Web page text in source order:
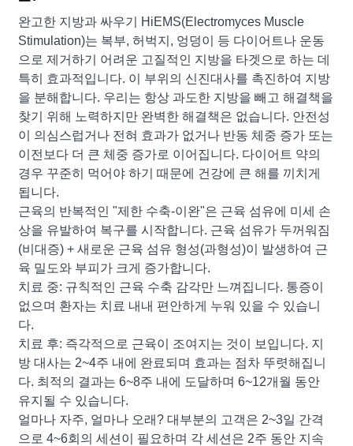
완고한 지방과 싸우기 HiEMS(Electromyces Muscle
Stimulation)는 복부, 허벅지, 엉덩이 등 다이어트나 운동
으로 제거하기 어려운 고질적인 지방을 타겟으로 하는 데
특히 효과적입니다. 이 부위의 신진대사를 촉진하여 지방
을 분해합니다. 우리는 항상 과도한 지방을 빼고 해결책을
찾기 위해 노력하지만 완벽한 해결책은 없습니다. 안전성
이 의심스럽거나 전혀 효과가 없거나 반동 체중 증가 또는
이전보다 더 큰 체중 증가로 이어집니다. 다이어트 약의
경우 꾸준히 먹어야 하기 때문에 건강에 큰 해를 끼치게
됩니다.
근육의 반복적인 "제한 수축-이완"은 근육 섬유에 미세 손
상을 유발하여 복구를 시작합니다. 근육 섬유가 두꺼워짐
(비대증) + 새로운 근육 섬유 형성(과형성)이 발생하여 근
육 밀도와 부피가 크게 증가합니다.
치료 중: 규칙적인 근육 수축 감각만 느껴집니다. 통증이
없으며 환자는 치료 내내 편안하게 누워 있을 수 있습니
다.
치료 후: 즉각적으로 근육이 조여지는 것이 보입니다. 지
방 대사는 2~4주 내에 완료되며 효과는 점차 뚜렷해집니
다. 최적의 결과는 6~8주 내에 도달하며 6~12개월 동안
유지될 수 있습니다.
얼마나 자주, 얼마나 오래? 대부분의 고객은 2~3일 간격
으로 4~6회의 세션이 필요하며 각 세션은 2주 동안 지속